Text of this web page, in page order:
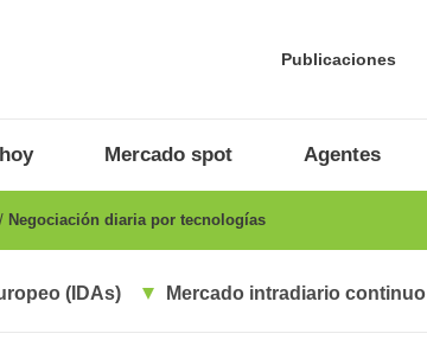
Publicaciones
Mercado spot Agentes
Negociación diaria por tecnologías
(IDAs) Mercado intradiario continuo